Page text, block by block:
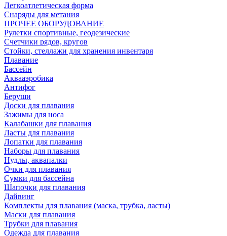
Легкоатлетическая форма
Снаряды для метания
ПРОЧЕЕ ОБОРУДОВАНИЕ
Рулетки спортивные, геодезические
Счетчики рядов, кругов
Стойки, стеллажи для хранения инвентаря
Плавание
Бассейн
Аквааэробика
Антифог
Беруши
Доски для плавания
Зажимы для носа
Калабашки для плавания
Ласты для плавания
Лопатки для плавания
Наборы для плавания
Нудлы, аквапалки
Очки для плавания
Сумки для бассейна
Шапочки для плавания
Дайвинг
Комплекты для плавания (маска, трубка, ласты)
Маски для плавания
Трубки для плавания
Одежда для плавания